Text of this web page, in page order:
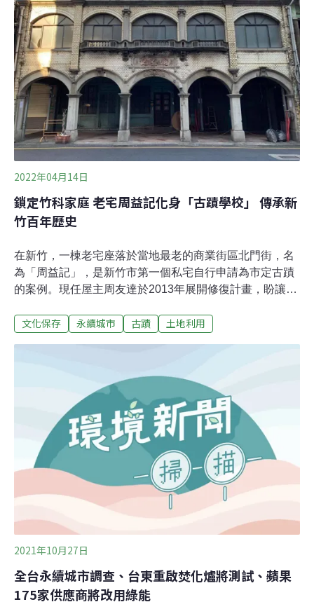
為全台保存最完整的菸葉博物館，透過歷史紋理爬梳、空
間活化，老建築說起故事，來訪民眾置身其中。屏菸2004
年關廠，2017年登錄為歷史建築，屏東縣政府向中央爭取
3.7億元改造，搖身一變為「屏菸1936文化基地」，館內
介紹製菸產業、客家與原民文化、資產建材庫房展示等
等，假日還有市集與展覽，讓屏東又多
2022年04月14日
鎖定竹科家庭 老宅周益記化身「古蹟學校」 傳承新
竹百年歷史
在新竹，一棟老宅座落於當地最老的商業街區北門街，名
為「周益記」，是新竹市第一個私宅自行申請為市定古蹟
的案例。現任屋主周友達於2013年展開修復計畫，盼讓這
以來到這座古蹟學校，透過教育體驗活動共同學習，提升
們中庭很大，晚上可以看到曇花開花，阿嬤就會叫小朋友
們趕快去看。」兒時曾在「周益記」長大的現任屋主周友
達笑著說起小時的回憶。對他來說，能夠搬回老家、回味
童年生活，是修復家族老宅的動機之一。在籌備古蹟修復
的過程中，他也進一步思考，老宅除了自住，還能對這個
世代、對當地產生什麼意義與價值？因此他也開始進行歷
史重建，拼湊起在地從清朝開始的社區生活樣貌。也成立
「台灣周益記文化遺產永續發展協會」，預計在古蹟修復
後，開放周益記空間作為在地居民的客廳，分享過
文化保存 永續城市 古蹟 土地利用
2021年10月27日
全台永續城市調查、台東重啟焚化爐將測試、蘋果
175家供應商將改用綠能